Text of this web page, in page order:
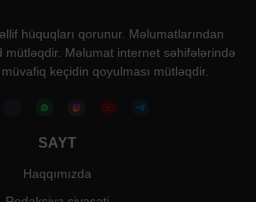
hüquqları qorunur. Məlumatlarından
mütləqdir. Məlumat internet səhifələrində
keçidin qoyulması mütləqdir.
SAYT
Haqqımızda